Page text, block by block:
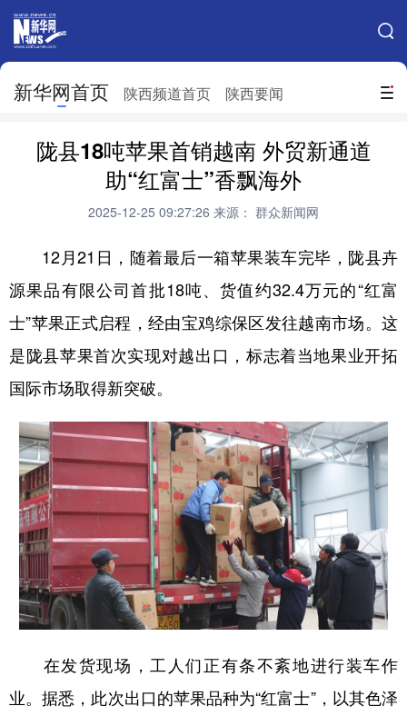
搜索
新华网首页 陕西频道首页 陕西要闻
网站地图
北京 天津 河北 山西
吉林 上海
山东 河南 湖北 湖南
广东 广西 海南 重庆
四川 贵州 云南 西藏
陕西 甘肃
新疆 内蒙古 黑龙江
陇县18吨苹果首销越南 外贸新通道
助“红富士”香飘海外
2025-12-25 09:27:26 来源： 群众新闻网
12月21日，随着最后一箱苹果装车完毕，陇县卉
源果品有限公司首批18吨、货值约32.4万元的“红富
士”苹果正式启程，经由宝鸡综保区发往越南市场。这
是陇县苹果首次实现对越出口，标志着当地果业开拓
国际市场取得新突破。
在发货现场，工人们正有条不紊地进行装车作
业。据悉，此次出口的苹果品种为“红富士”，以其色泽